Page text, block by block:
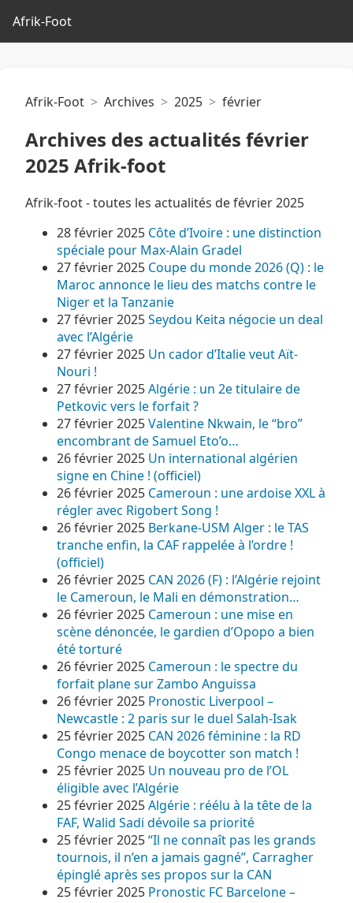
Afrik-Foot
Afrik-Foot Archives 2025 février
Archives des actualités février
2025 Afrik-foot
Afrik-foot - toutes les actualités de février 2025
28 février 2025 Côte d’Ivoire : une distinction
spéciale pour Max-Alain Gradel
27 février 2025 Coupe du monde 2026 (Q) : le
Maroc annonce le lieu des matchs contre le
Niger et la Tanzanie
27 février 2025Seydou Keita négocie un deal
avec l’Algérie
27 février 2025 Un cador d’Italie veut Aït-
Nouri !
27 février 2025Algérie : un 2e titulaire de
Petkovic vers le forfait ?
27 février 2025Valentine Nkwain, le “bro”
encombrant de Samuel Eto’o…
26 février 2025 Un international algérien
signe en Chine ! (officiel)
26 février 2025 Cameroun : une ardoise XXL à
régler avec Rigobert Song !
26 février 2025 Berkane-USM Alger : le TAS
tranche enfin, la CAF rappelée à l’ordre !
(officiel)
26 février 2025 CAN 2026 (F) : l’Algérie rejoint
le Cameroun, le Mali en démonstration…
26 février 2025 Cameroun : une mise en
scène dénoncée, le gardien d’Opopo a bien
été torturé
26 février 2025 Cameroun : le spectre du
forfait plane sur Zambo Anguissa
26 février 2025 Pronostic Liverpool –
Newcastle : 2 paris sur le duel Salah-Isak
25 février 2025 CAN 2026 féminine : la RD
Congo menace de boycotter son match !
25 février 2025 Un nouveau pro de l’OL
éligible avec l’Algérie
25 février 2025Algérie : réélu à la tête de la
FAF, Walid Sadi dévoile sa priorité
25 février 2025“Il ne connaît pas les grands
tournois, il n’en a jamais gagné”, Carragher
épinglé après ses propos sur la CAN
25 février 2025 Pronostic FC Barcelone –